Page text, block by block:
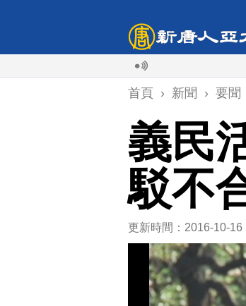
首頁 › 新聞 › 要聞
義民
駁不
更新時間：2016-10-16